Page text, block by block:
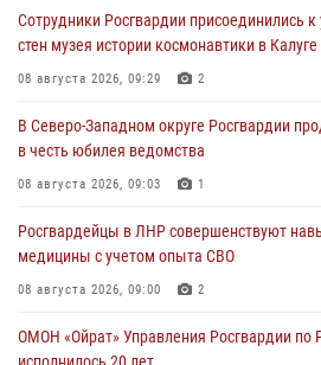
Сотрудники Росгвардии присоединились
стен музея истории космонавтики в Калуге
08 августа 2026, 09:29 2
В Северо-Западном округе Росгвардии
в честь юбилея ведомства
08 августа 2026, 09:03 1
Росгвардейцы в ЛНР совершенствуют
медицины с учетом опыта СВО
08 августа 2026, 09:00 2
ОМОН «Ойрат» Управления Росгвардии по